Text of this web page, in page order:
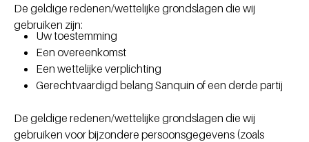
De geldige redenen/wettelijke grondslagen die wij
gebruiken zijn:
Uw toestemming
Een overeenkomst
Een wettelijke verplichting
Gerechtvaardigd belang Sanquin of een derde partij
De geldige redenen/wettelijke grondslagen die wij
gebruiken voor bijzondere persoonsgegevens (zoals